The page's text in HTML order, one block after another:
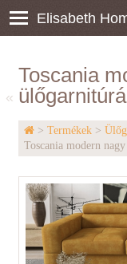
Elisabeth
Toscania
«
> Termékek >
Toscania modern